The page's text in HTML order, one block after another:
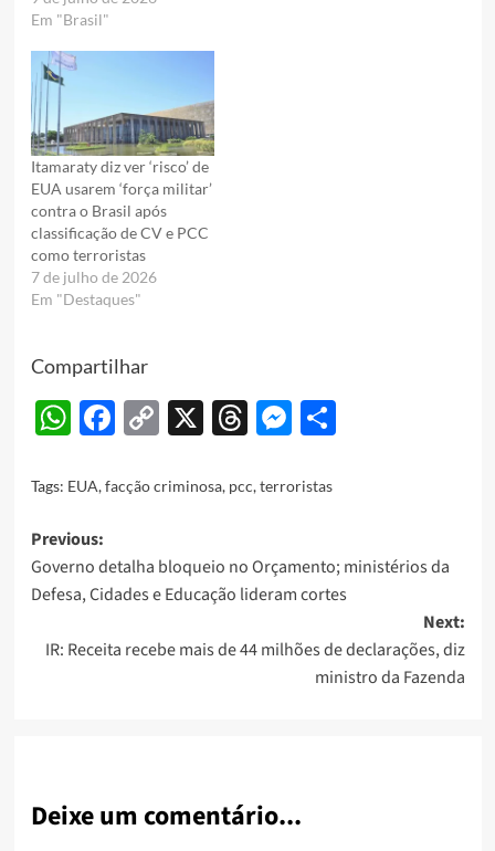
Em "Brasil"
Itamaraty diz ver ‘risco’ de
EUA usarem ‘força militar’
contra o Brasil após
classificação de CV e PCC
como terroristas
7 de julho de 2026
Em "Destaques"
Compartilhar
WhatsApp
Facebook
Copy
X Threads
Messenger
Share
Tags: EUA,facção criminosa, pcc,terroristas
Post
navigation
Previous:
Governo detalha bloqueio no Orçamento; ministérios da
Defesa, Cidades e Educação lideram cortes
Next:
IR: Receita recebe mais de 44 milhões de declarações, diz
ministro da Fazenda
Deixe um comentário...